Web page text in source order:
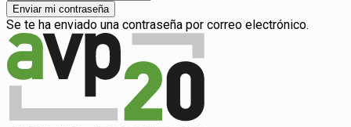
Se te ha enviado una contraseña por correo electrónico.